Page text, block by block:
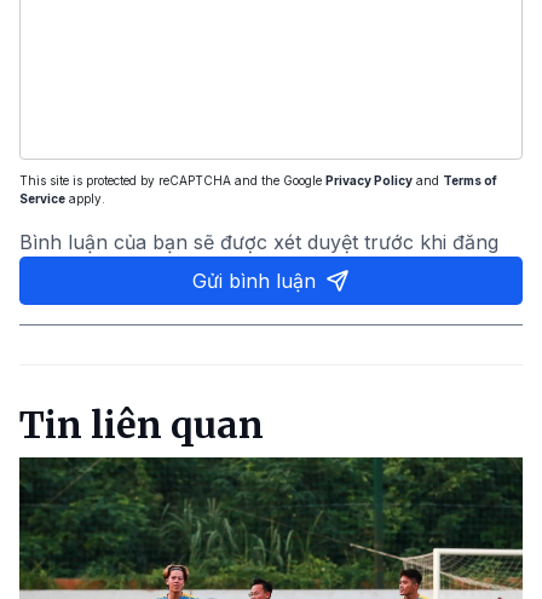
This site is protected by reCAPTCHA and the Google Privacy Policy and Terms of
Service apply.
Bình luận của bạn sẽ được xét duyệt trước khi đăng
Gửi bình luận
Tin liên quan